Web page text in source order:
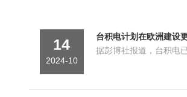
14
2024-10
台积电计划在欧洲建设
据彭博社报道，台积电